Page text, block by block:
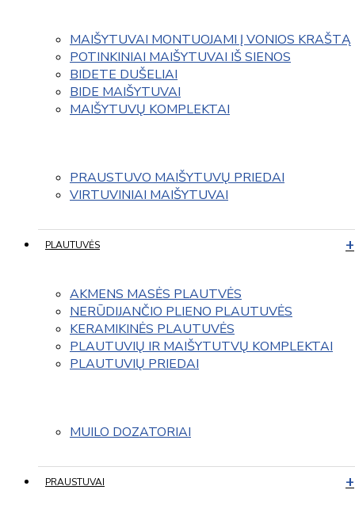
MAIŠYTUVAI MONTUOJAMI Į VONIOS KRAŠTĄ
POTINKINIAI MAIŠYTUVAI IŠ SIENOS
BIDETE DUŠELIAI
BIDE MAIŠYTUVAI
MAIŠYTUVŲ KOMPLEKTAI
PRAUSTUVO MAIŠYTUVŲ PRIEDAI
VIRTUVINIAI MAIŠYTUVAI
PLAUTUVĖS
AKMENS MASĖS PLAUTVĖS
NERŪDIJANČIO PLIENO PLAUTUVĖS
KERAMIKINĖS PLAUTUVĖS
PLAUTUVIŲ IR MAIŠYTUTVŲ KOMPLEKTAI
PLAUTUVIŲ PRIEDAI
MUILO DOZATORIAI
PRAUSTUVAI